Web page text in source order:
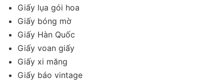
Giấy lụa gói hoa
Giấy bóng mờ
Giấy Hàn Quốc
Giấy voan giấy
Giấy xi măng
Giấy báo vintage